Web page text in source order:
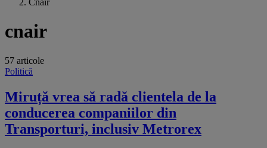
Cnair
cnair
57 articole
Politică
Miruță vrea să radă clientela de la
conducerea companiilor din
Transporturi, inclusiv Metrorex